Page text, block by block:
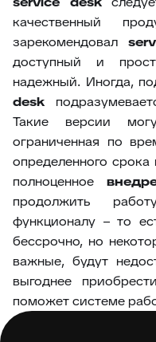
качественный
зарекомендовал
доступный и
надежный. Иногда,
desk
Такие версии
ограниченная по
определенного
полноценное
продолжить
функционалу – то
бессрочно, но
важные, будут
выгоднее
поможет системе